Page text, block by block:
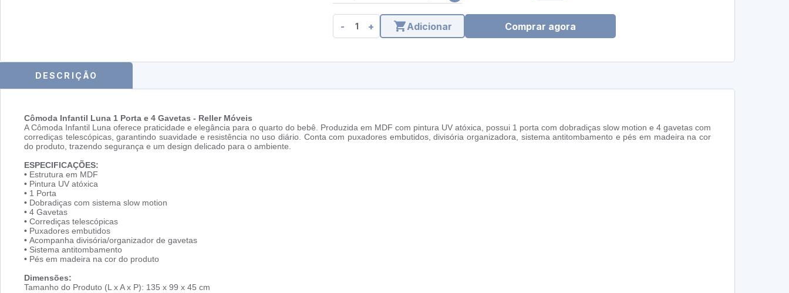
- + Adicionar Comprar agora
DESCRIÇÃO
Cômoda Infantil Luna 1 Porta e 4 Gavetas - Reller Móveis
A Cômoda Infantil Luna oferece praticidade e elegância para o quarto do bebê. Produzida em MDF com pintura UV atóxica, possui 1 porta com dobradiças slow motion e 4 gavetas com
corrediças telescópicas, garantindo suavidade e resistência no uso diário. Conta com puxadores embutidos, divisória organizadora, sistema antitombamento e pés em madeira na cor
do produto, trazendo segurança e um design delicado para o ambiente.
ESPECIFICAÇÕES:
• Estrutura em MDF
• Pintura UV atóxica
• 1 Porta
• Dobradiças com sistema slow motion
• 4 Gavetas
• Corrediças telescópicas
• Puxadores embutidos
• Acompanha divisória/organizador de gavetas
• Sistema antitombamento
• Pés em madeira na cor do produto
Dimensões:
Tamanho do Produto (L x A x P): 135 x 99 x 45 cm